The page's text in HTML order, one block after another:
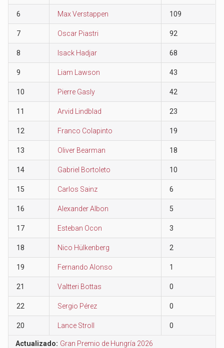
6 Max Verstappen 109
7 Oscar Piastri 92
8 Isack Hadjar 68
9 Liam Lawson 43
10 Pierre Gasly 42
11 Arvid Lindblad 23
12 Franco Colapinto 19
13 Oliver Bearman 18
14 Gabriel Bortoleto 10
15 Carlos Sainz 6
16 Alexander Albon 5
17 Esteban Ocon 3
18 Nico Hülkenberg 2
19 Fernando Alonso 1
21 Valtteri Bottas 0
22 Sergio Pérez 0
20 Lance Stroll 0
Actualizado: Gran Premio de Hungría 2026